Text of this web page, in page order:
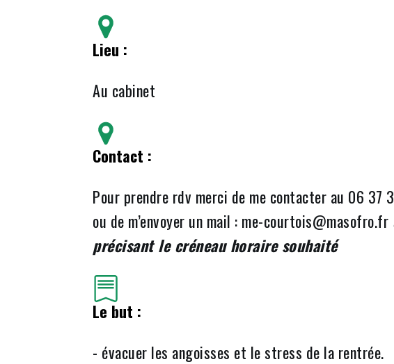
Lieu :
Au cabinet
Contact :
Pour prendre rdv merci de me contacter au 06 37
ou de m’envoyer un mail : me-courtois@masofro.fr
précisant le créneau horaire souhaité
Le but :
- évacuer les angoisses et le stress de la rentrée.